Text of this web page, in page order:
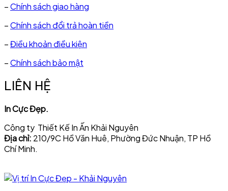
–Chính sách giao hàng
–Chính sách đổi trả hoàn tiền
–Điều khoản điều kiện
–Chính sách bảo mật
LIÊN HỆ
In Cực Đẹp.
Công ty Thiết Kế In Ấn Khải Nguyên
Địa chỉ: 210/9C Hồ Văn Huê, Phường Đức Nhuận, TP Hồ
Chí Minh.